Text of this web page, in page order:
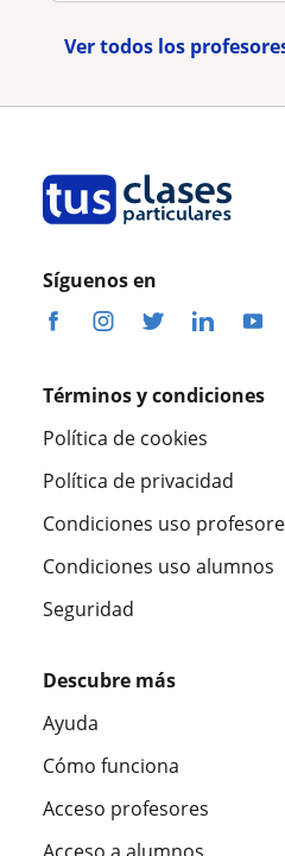
Ver todos los
Síguenos en
Términos y condiciones
Política de cookies
Política de privacidad
Condiciones uso
Condiciones uso alumnos
Seguridad
Descubre más
Ayuda
Cómo funciona
Acceso profesores